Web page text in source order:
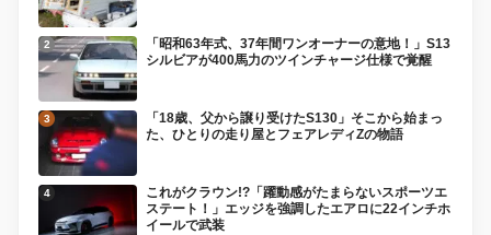
「昭和63年式、37年間ワンオーナーの意地！」S13
シルビアが400馬力のツインチャージ仕様で覚醒
「18歳、父から譲り受けたS130」そこから始まっ
た、ひとりの走り屋とフェアレディZの物語
これがクラウン!?「躍動感がたまらないスポーツエ
ステート！」エッジを強調したエアロに22インチホ
イールで武装